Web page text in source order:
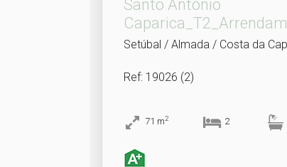
Santo António
o
Setúbal / Almada / Costa da
Ref: 19026 (2)
71 m2 2